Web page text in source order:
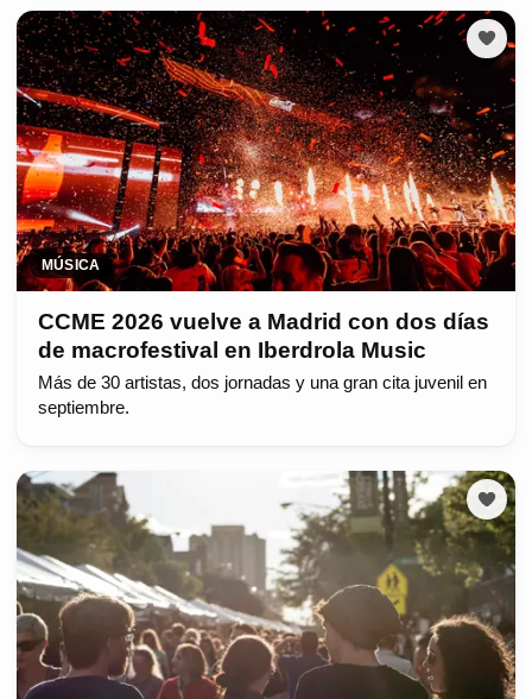
MÚSICA
CCME 2026 vuelve a Madrid con dos días
de macrofestival en Iberdrola Music
Más de 30 artistas, dos jornadas y una gran cita juvenil en
septiembre.